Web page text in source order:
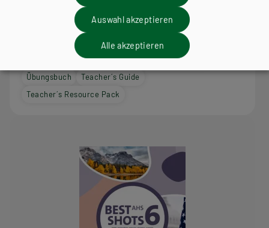
Lehrbuch + E-Book
Lehrbuch E-Book Solo
Lehrbuch mit E-BOOK+
Lehrbuch E-BOOK+ Solo
Arbeitsbuch + E-Book
Arbeitsbuch E-Book Solo
Übungsbuch
Teacher´s Guide
Teacher´s Resource Pack
Auswahl akzeptieren
Alle akzeptieren